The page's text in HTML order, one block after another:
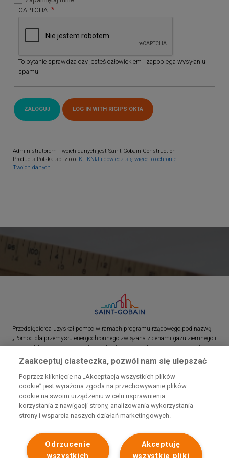
CAPTCHA
To pytanie sprawdza czy jesteś człowiekiem i zapobiega wysyłaniu
spamu.
Administratorem Twoich danych jest Saint-Gobain Construction
Products Polska sp. z o.o. KLIKNIJ i dowiedz się więcej o ochronie
Twoich danych.
Przedsiębiorca uzyskał pomoc w ramach programu rządowego pod nazwą
„Pomoc dla przemysłu energochłonnego związana z cenami gazu ziemnego i
energii elektrycznej w 2023 r.”. Przedsiębiorca uzyskał pomoc w ramach
programu rządowego pod nazwą: „Pomoc dla sektorów energochłonnych
związana z nagłymi wzrostami cen gazu ziemnego i energii elektrycznej w
2022 r.”
Zaakceptuj ciasteczka, pozwól nam się ulepszać
Poprzez kliknięcie na „Akceptacja wszystkich plików
cookie” jest wyrażona zgoda na przechowywanie plików
cookie na swoim urządzeniu w celu usprawnienia
korzystania z nawigacji strony, analizowania wykorzystania
strony i wsparcia naszych działań marketingowych.
Akceptuję
wszystkie pliki
Odrzucenie
wszystkich